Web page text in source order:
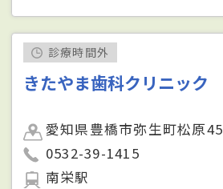
診療時間外
きたやま歯科クリニック
愛知県豊橋市弥生町松原45
0532-39-1415
南栄駅